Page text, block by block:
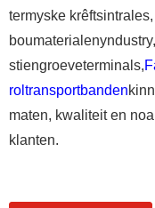
termyske
stiengroeveterminals,
roltransportbanden
maten, kwaliteit en
klanten.